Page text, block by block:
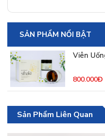
SẢN PHẨM NỔI BẬT
Viên
800.000Đ
Sản Phẩm Liên Quan